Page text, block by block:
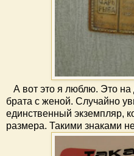
А вот это я люблю. Это на
брата с женой. Случайно
единственный экземпляр,
размера. Такими знаками